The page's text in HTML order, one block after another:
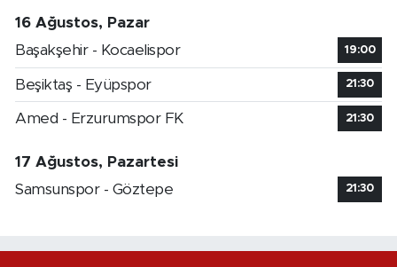
16 Ağustos, Pazar
Başakşehir - Kocaelispor
19:00
Beşiktaş - Eyüpspor 21:30
Amed - Erzurumspor FK 21:30
17 Ağustos, Pazartesi
Samsunspor - Göztepe
21:30